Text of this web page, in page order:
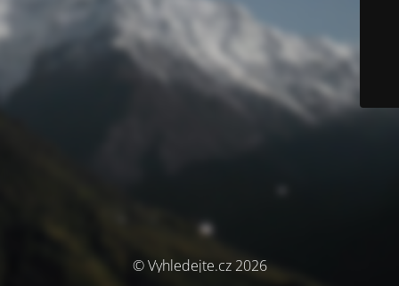
© Vyhledejte.cz 2026